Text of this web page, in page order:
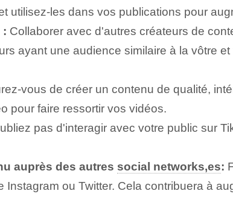
utilisez-les dans vos publications pour
: Collaborer avec d'autres créateurs de
ayant une audience similaire à la vôtre
vous de créer un contenu de qualité,
pour faire ressortir⁢ vos vidéos.
pas d'interagir avec votre public sur
auprès des autres social networks,es:
Instagram ou Twitter. Cela contribuera à